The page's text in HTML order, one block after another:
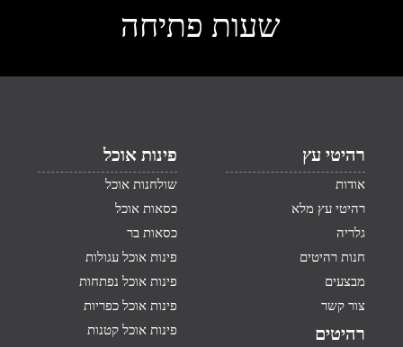
שעות פתיחה
רהיטי עץ
אודות
רהיטי עץ מלא
גלריה
חנות רהיטים
מבצעים
צור קשר
רהיטים
פינות אוכל
שולחנות אוכל
כסאות אוכל
כסאות בר
פינות אוכל עגולות
פינות אוכל נפתחות
פינות אוכל כפריות
פינות אוכל קטנות